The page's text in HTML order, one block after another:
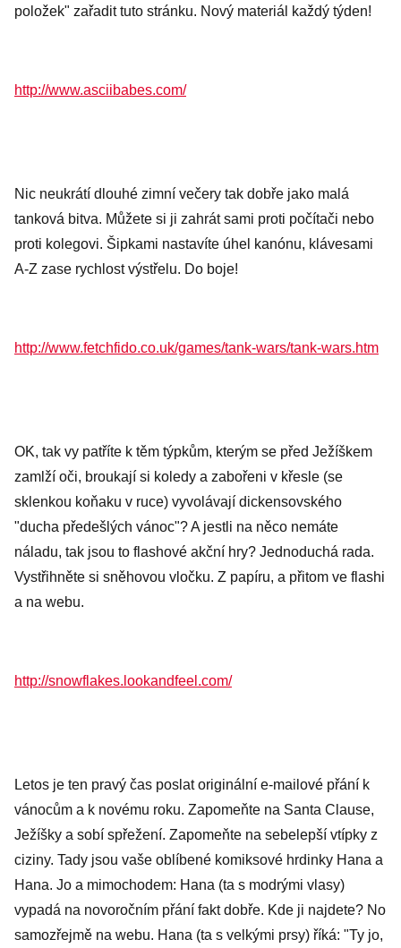
položek" zařadit tuto stránku. Nový materiál každý týden!
http://www.asciibabes.com/
Nic neukrátí dlouhé zimní večery tak dobře jako malá
tanková bitva. Můžete si ji zahrát sami proti počítači nebo
proti kolegovi. Šipkami nastavíte úhel kanónu, klávesami
A-Z zase rychlost výstřelu. Do boje!
http://www.fetchfido.co.uk/games/tank-wars/tank-wars.htm
OK, tak vy patříte k těm týpkům, kterým se před Ježíškem
zamlží oči, broukají si koledy a zabořeni v křesle (se
sklenkou koňaku v ruce) vyvolávají dickensovského
"ducha předešlých vánoc"? A jestli na něco nemáte
náladu, tak jsou to flashové akční hry? Jednoduchá rada.
Vystřihněte si sněhovou vločku. Z papíru, a přitom ve flashi
a na webu.
http://snowflakes.lookandfeel.com/
Letos je ten pravý čas poslat originální e-mailové přání k
vánocům a k novému roku. Zapomeňte na Santa Clause,
Ježíšky a sobí spřežení. Zapomeňte na sebelepší vtípky z
ciziny. Tady jsou vaše oblíbené komiksové hrdinky Hana a
Hana. Jo a mimochodem: Hana (ta s modrými vlasy)
vypadá na novoročním přání fakt dobře. Kde ji najdete? No
samozřejmě na webu. Hana (ta s velkými prsy) říká: "Ty jo,